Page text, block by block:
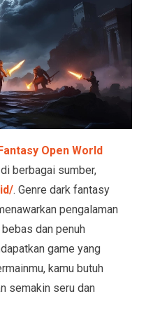
Open World
berbagai sumber,
. Genre dark fantasy
pengalaman
dan penuh
game yang
kamu butuh
semakin seru dan